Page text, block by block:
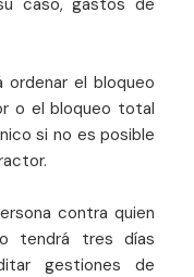
ordenar el bloqueo
o el bloqueo total
si no es posible
contra quien
tendrá tres días
gestiones de